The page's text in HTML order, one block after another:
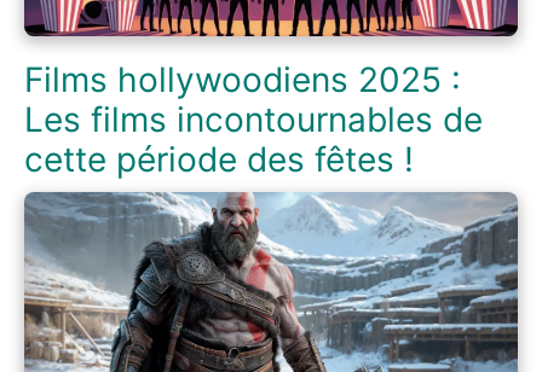
Films hollywoodiens 2025 :
Les films incontournables de
cette période des fêtes !